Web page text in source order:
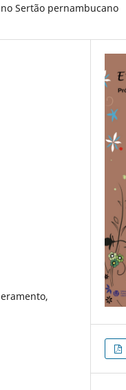
Sertão pernambucano